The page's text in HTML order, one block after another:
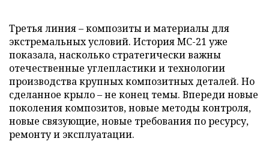
Третья линия – композиты и материалы для
экстремальных условий. История МС-21 уже
показала, насколько стратегически важны
отечественные углепластики и технологии
производства крупных композитных деталей. Но
сделанное крыло – не конец темы. Впереди новые
поколения композитов, новые методы контроля,
новые связующие, новые требования по ресурсу,
ремонту и эксплуатации.